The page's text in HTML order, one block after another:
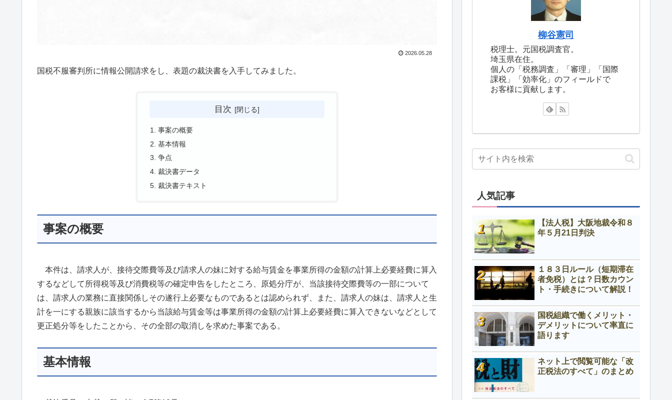
2026.05.28
国税不服審判所に情報公開請求をし、表題の裁決書を入手してみました。
目次
事案の概要
基本情報
争点
裁決書データ
裁決書テキスト
事案の概要
本件は、請求人が、接待交際費等及び請求人の妹に対する給与賃金を事業所得の金額の計算上必要経費に算入
するなどして所得税等及び消費税等の確定申告をしたところ、原処分庁が、当該接待交際費等の一部について
は、請求人の業務に直接関係しその遂行上必要なものであるとは認められず、また、請求人の妹は、請求人と生
計を一にする親族に該当するから当該給与賃金等は事業所得の金額の計算上必要経費に算入できないなどとして
更正処分等をしたことから、その全部の取消しを求めた事案である。
基本情報
柳谷憲司
税理士。元国税調査官。
埼玉県在住。
個人の「税務調査」「審理」「国際
課税」「効率化」のフィールドで
お客様に貢献します。
人気記事
【法人税】大阪地裁令和８
年５月21日判決
１８３日ルール（短期滞在
者免税）とは？日数カウン
ト・手続きについて解説！
国税組織で働くメリット・
デメリットについて率直に
語ります
ネット上で閲覧可能な「改
正税法のすべて」のまとめ